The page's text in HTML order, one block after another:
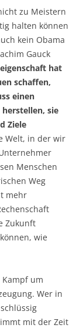
zu Meistern
halten können
kein Obama
Gauck
hat
schaffen,
einen
sie
Ziele
Welt, in der wir
Menschen
Weg
mehr
Zukunft
wie
um
Wer in
mit der Zeit